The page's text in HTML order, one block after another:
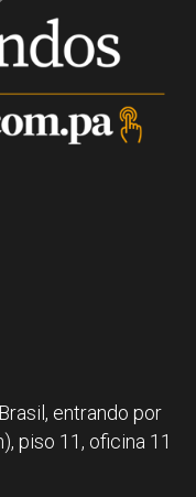
entrando por
piso 11, oficina 11